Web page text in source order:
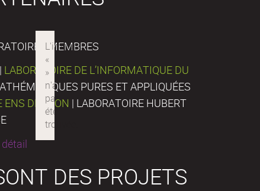
MEMBRES
LABORATOIRE DE L’INFORMATIQUE DU
PURES ET APPLIQUÉES
ENS DE LYON | LABORATOIRE HUBERT
DES PROJETS